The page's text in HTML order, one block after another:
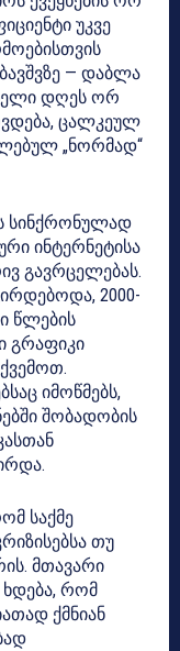
უკვე
— დაბლა
დღეს ორ
ცალკეულ
„ნორმად“
სინქრონულად
ინტერნეტისა
გავრცელებას.
2000-
წლების
გრაფიკი
იმოწმებს,
შობადობის
საქმე
თუ
მთავარი
რომ
ქმნიან